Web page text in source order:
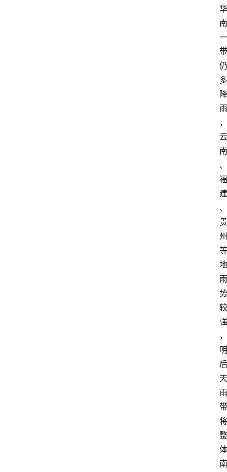
华
南
一
带
仍
多
降
雨
，
云
南
、
福
建
、
贵
州
等
地
雨
势
较
强
，
明
后
天
雨
带
将
整
体
南